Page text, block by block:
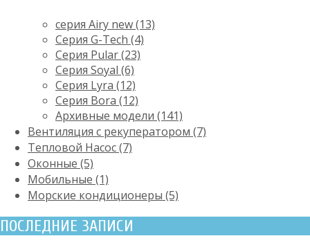
серия Airy new (13)
Серия G-Tech (4)
Серия Pular (23)
Cерия Soyal (6)
Серия Lyra (12)
Серия Bora (12)
Архивные модели (141)
Вентиляция с рекуператором (7)
Тепловой Насос (7)
Оконные (5)
Мобильные (1)
Морские кондиционеры (5)
ПОСЛЕДНИЕ ЗАПИСИ